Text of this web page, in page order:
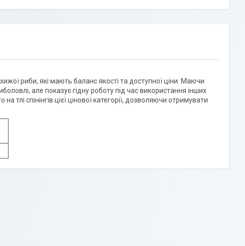
риби, які мають баланс якості та доступної ціни. Маючи
але показує гідну роботу під час використання інших
тлі спінінгів цієї цінової категорії, дозволяючи отримувати